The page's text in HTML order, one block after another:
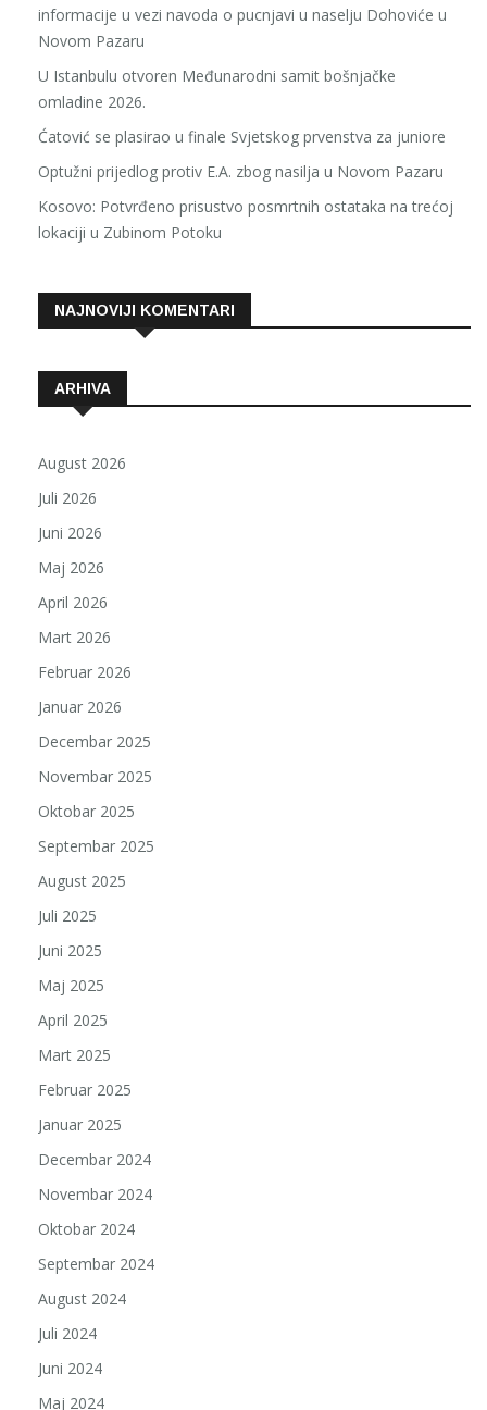
informacije u vezi navoda o pucnjavi u naselju Dohoviće u
Novom Pazaru
U Istanbulu otvoren Međunarodni samit bošnjačke
omladine 2026.
Ćatović se plasirao u finale Svjetskog prvenstva za juniore
Optužni prijedlog protiv E.A. zbog nasilja u Novom Pazaru
Kosovo: Potvrđeno prisustvo posmrtnih ostataka na trećoj
lokaciji u Zubinom Potoku
NAJNOVIJI KOMENTARI
ARHIVA
August 2026
Juli 2026
Juni 2026
Maj 2026
April 2026
Mart 2026
Februar 2026
Januar 2026
Decembar 2025
Novembar 2025
Oktobar 2025
Septembar 2025
August 2025
Juli 2025
Juni 2025
Maj 2025
April 2025
Mart 2025
Februar 2025
Januar 2025
Decembar 2024
Novembar 2024
Oktobar 2024
Septembar 2024
August 2024
Juli 2024
Juni 2024
Maj 2024